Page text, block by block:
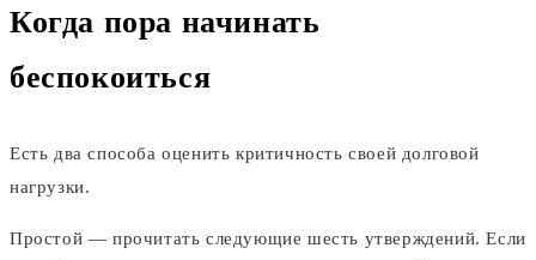
Когда пора начинать
беспокоиться
Есть два способа оценить критичность своей долговой
нагрузки.
Простой — прочитать следующие шесть утверждений. Если